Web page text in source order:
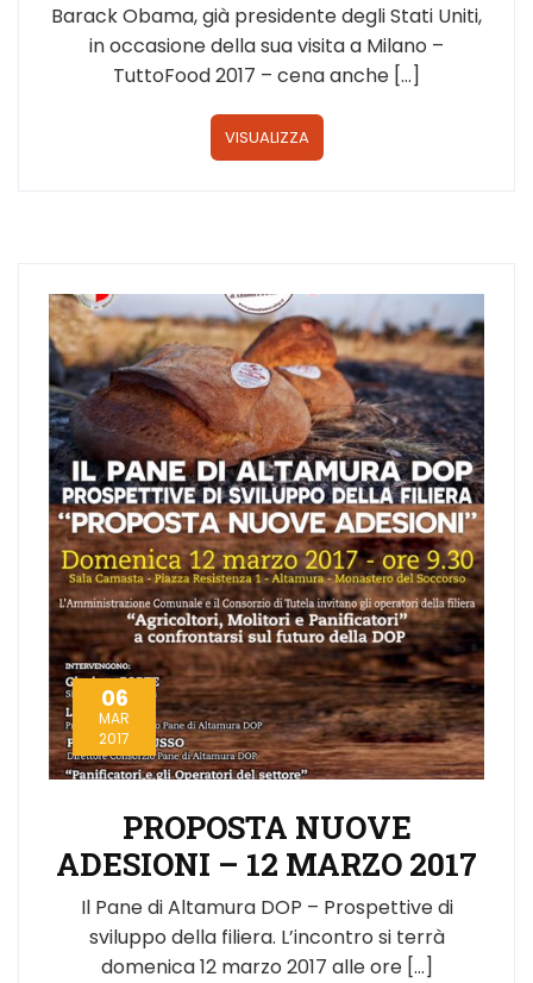
Barack Obama, già presidente degli Stati Uniti,
in occasione della sua visita a Milano –
TuttoFood 2017 – cena anche […]
VISUALIZZA
06
MAR
2017
PROPOSTA NUOVE
ADESIONI – 12 MARZO 2017
Il Pane di Altamura DOP – Prospettive di
sviluppo della filiera. L’incontro si terrà
domenica 12 marzo 2017 alle ore […]